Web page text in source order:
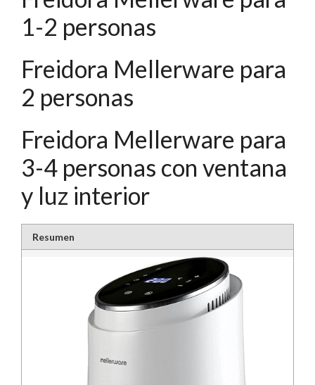
1-2 personas
Freidora Mellerware para
2 personas
Freidora Mellerware para
3-4 personas con ventana
y luz interior
Resumen